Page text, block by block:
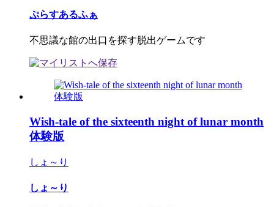
ぷらすあるふぁ
不思議な館の出口を探す脱出ゲームです
Wish-tale of the sixteenth night of lunar month
体験版
しょ～り
しょ～り